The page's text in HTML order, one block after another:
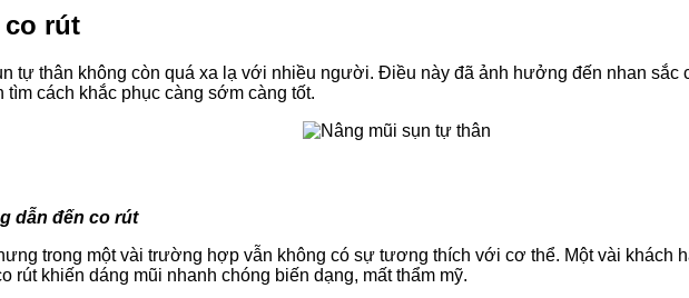
rút
tự thân không còn quá xa lạ với nhiều người. Điều này đã ảnh hưởng đến nhan
cách khắc phục càng sớm càng tốt.
dẫn đến co rút
trong một vài trường hợp vẫn không có sự tương thích với cơ thể. Một vài khách
khiến dáng mũi nhanh chóng biến dạng, mất thẩm mỹ.